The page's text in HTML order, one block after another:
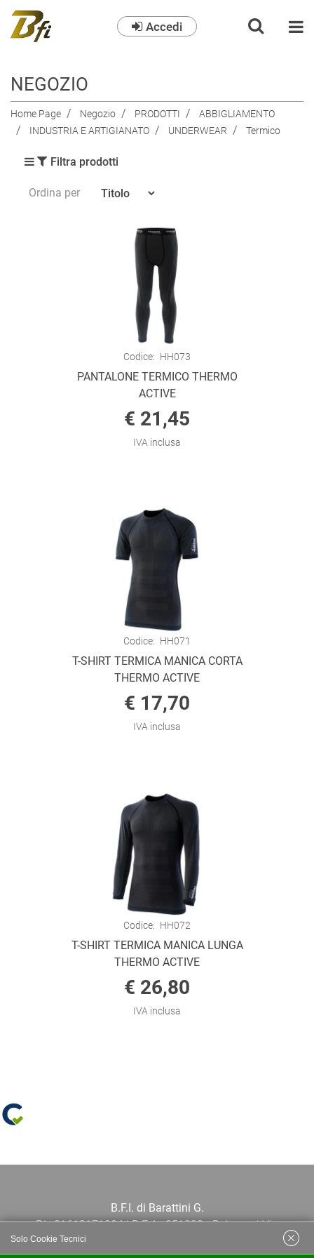
Accedi
NEGOZIO
Home Page Negozio PRODOTTI
ABBIGLIAMENTO
INDUSTRIA E ARTIGIANATO
UNDERWEAR Termico
Filtra prodotti
Ordina per
Codice: HH073
PANTALONE TERMICO THERMO
ACTIVE
€ 21,45
IVA inclusa
Codice: HH071
T-SHIRT TERMICA MANICA CORTA
THERMO ACTIVE
€ 17,70
IVA inclusa
Codice: HH072
T-SHIRT TERMICA MANICA LUNGA
THERMO ACTIVE
€ 26,80
IVA inclusa
B.F.I. di Barattini G.
P.I.: 01613171204 | R.E.A.: 351290 - Bologna | Via
Po 13E, 40139, Bologna | Telefono: 051
Solo Cookie Tecnici